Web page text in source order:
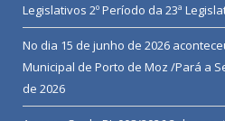
Legislativos 2º Período da 23ª
No dia 15 de junho de 2026
Municipal de Porto de Moz /Pará a
de 2026